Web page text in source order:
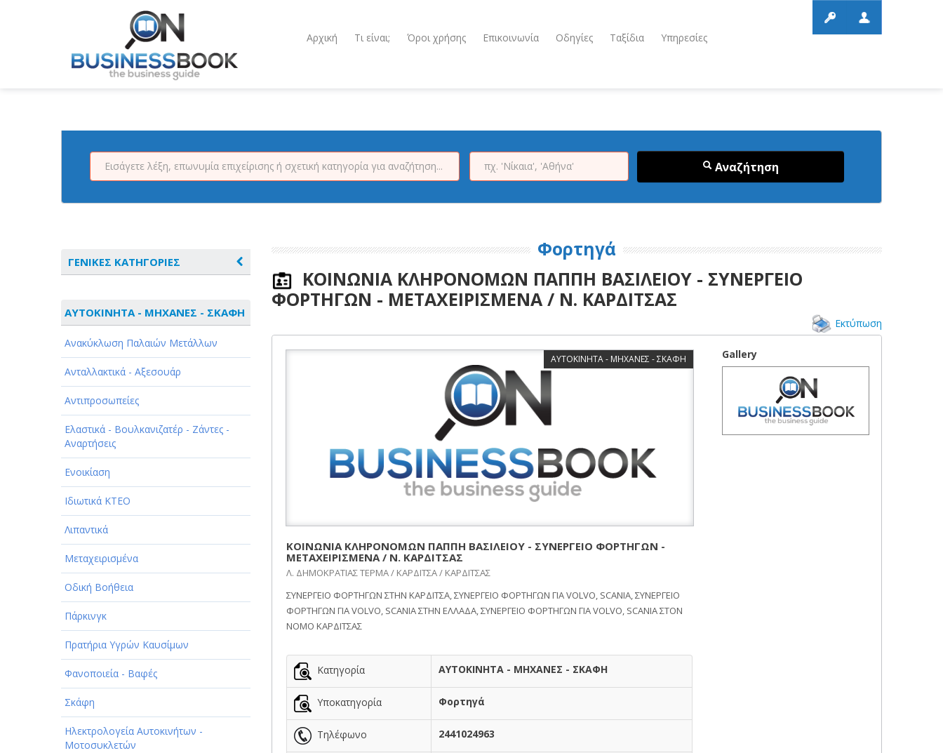
Αρχική Τι είναι; Όροι χρήσης Επικοινωνία Οδηγίες Ταξίδια Υπηρεσίες
Αναζήτηση
ΓΕΝΙΚΕΣ ΚΑΤΗΓΟΡΙΕΣ
ΑΘΛΗΤΙΣΜΟΣ
ΑΥΤΟΚΙΝΗΤΑ - ΜΗΧΑΝΕΣ - ΣΚΑΦΗ
ΔΙΑΣΚΕΔΑΣΗ - ΨΥΧΑΓΩΓΙΑ - ΤΕΧΝΕΣ
ΔΙΑΦΗΜΙΣΗ - ΜΜΕ
ΕΚΚΛΗΣΙΕΣ - ΦΙΛΑΝΘΡΩΠΙΚΑ
ΣΩΜΑΤΕΙΑ
ΕΚΠΑΙΔΕΥΣΗ - ΣΧΟΛΕΣ
ΕΜΠΟΡΙΟ - ΕΜΠΟΡΙΚΑ ΚΑΤΑΣΤΗΜΑΤΑ
ΕΡΓΟΣΤΑΣΙΑ - ΒΙΟΜΗΧΑΝΙΕΣ
ΞΕΝΟΔΟΧΕΙΑ - ΤΟΥΡΙΣΜΟΣ
ΟΜΟΡΦΙΑ
ΠΑΡΟΧΗ ΥΠΗΡΕΣΙΩΝ
ΤΕΧΝΙΚΑ - ΚΑΤΑΣΚΕΥΑΣΤΙΚΑ
ΤΕΧΝΟΛΟΓΙΑ
ΥΓΕΙΑ - ΙΑΤΡΟΙ
ΦΑΓΗΤΟ
ΑΥΤΟΚΙΝΗΤΑ - ΜΗΧΑΝΕΣ - ΣΚΑΦΗ
Ανακύκλωση Παλαιών Μετάλλων
Ανταλλακτικά - Αξεσουάρ
Αντιπροσωπείες
Ελαστικά - Βουλκανιζατέρ - Ζάντες -
Αναρτήσεις
Ενοικίαση
Ιδιωτικά ΚΤΕΟ
Λιπαντικά
Μεταχειρισμένα
Οδική Βοήθεια
Πάρκινγκ
Πρατήρια Υγρών Καυσίμων
Φανοποιεία - Βαφές
Σκάφη
Ηλεκτρολογεία Αυτοκινήτων -
Μοτοσυκλετών
Φορτηγά
ΚΟΙΝΩΝΙΑ ΚΛΗΡΟΝΟΜΩΝ ΠΑΠΠΗ ΒΑΣΙΛΕΙΟΥ - ΣΥΝΕΡΓΕΙΟ
ΦΟΡΤΗΓΩΝ - ΜΕΤΑΧΕΙΡΙΣΜΕΝΑ / Ν. ΚΑΡΔΙΤΣΑΣ
Εκτύπωση
ΑΥΤΟΚΙΝΗΤΑ - ΜΗΧΑΝΕΣ - ΣΚΑΦΗ
ΚΟΙΝΩΝΙΑ ΚΛΗΡΟΝΟΜΩΝ ΠΑΠΠΗ ΒΑΣΙΛΕΙΟΥ - ΣΥΝΕΡΓΕΙΟ ΦΟΡΤΗΓΩΝ -
ΜΕΤΑΧΕΙΡΙΣΜΕΝΑ / Ν. ΚΑΡΔΙΤΣΑΣ
Λ. ΔΗΜΟΚΡΑΤΙΑΣ ΤΕΡΜΑ / ΚΑΡΔΙΤΣΑ / ΚΑΡΔΙΤΣΑΣ
ΣΥΝΕΡΓΕΙΟ ΦΟΡΤΗΓΩΝ ΣΤΗΝ ΚΑΡΔΙΤΣΑ, ΣΥΝΕΡΓΕΙΟ ΦΟΡΤΗΓΩΝ ΓΙΑ VOLVO, SCANIA, ΣΥΝΕΡΓΕΙΟ
ΦΟΡΤΗΓΩΝ ΓΙΑ VOLVO, SCANIA ΣΤΗΝ ΕΛΛΑΔΑ, ΣΥΝΕΡΓΕΙΟ ΦΟΡΤΗΓΩΝ ΓΙΑ VOLVO, SCANIA ΣΤΟΝ
ΝΟΜΟ ΚΑΡΔΙΤΣΑΣ
Κατηγορία ΑΥΤΟΚΙΝΗΤΑ - ΜΗΧΑΝΕΣ - ΣΚΑΦΗ
Υποκατηγορία Φορτηγά
Τηλέφωνο 2441024963
Gallery